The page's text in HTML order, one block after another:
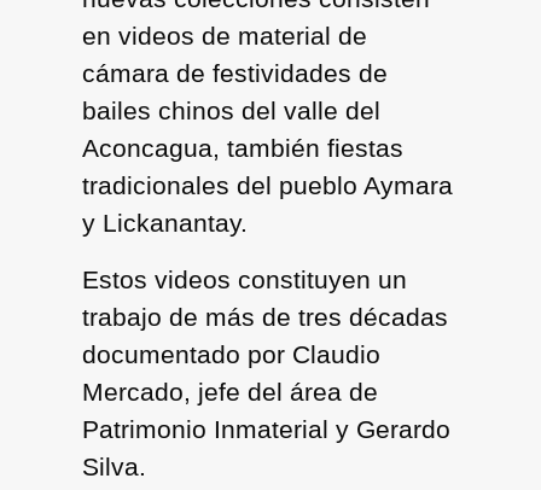
en videos de material de
cámara de festividades de
bailes chinos del valle del
Aconcagua, también fiestas
tradicionales del pueblo Aymara
y Lickanantay.
Estos videos constituyen un
trabajo de más de tres décadas
documentado por Claudio
Mercado, jefe del área de
Patrimonio Inmaterial y Gerardo
Silva.